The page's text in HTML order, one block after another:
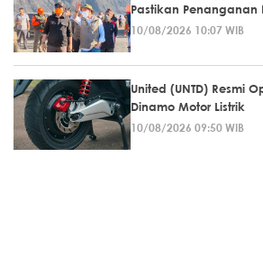
Pastikan Penanganan
10/08/2026 10:07 WIB
United (UNTD) Resmi
Dinamo Motor Listrik
10/08/2026 09:50 WIB